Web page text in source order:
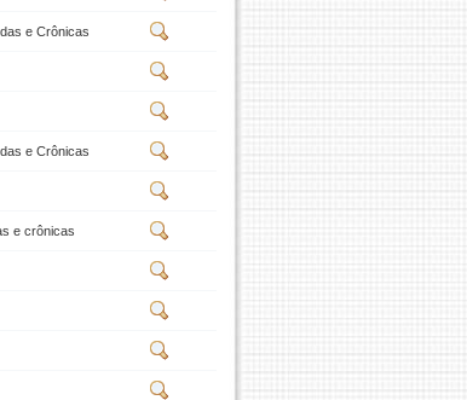
e Crônicas
e Crônicas
e crônicas